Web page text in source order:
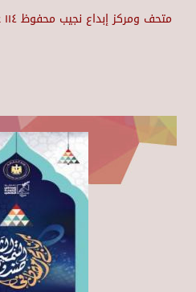
متحف ومركز إبداع نجيب محفوظ ١١٤ عاماً على ميلاد صاحب الثلاثية